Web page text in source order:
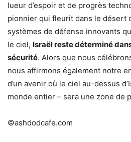
lueur d’espoir et de progrès
pionnier qui fleurit dans le désert
systèmes de défense innovants
le ciel, Israël reste déterminé
sécurité. Alors que nous
nous affirmons également notre
d’un avenir où le ciel au-dessus
monde entier – sera une zone de
©ashdodcafe.com